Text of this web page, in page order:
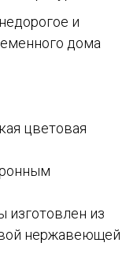
и
дома
цветовая
изготовлен из
нержавеющей